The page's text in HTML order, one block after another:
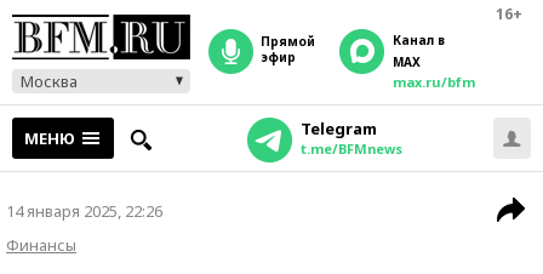
16+
Москва
прямой
эфир
Канал в
MAX
max.ru/bfm
МЕНЮ Telegram
t.me/BFMnews
14 января 2025, 22:26
Финансы